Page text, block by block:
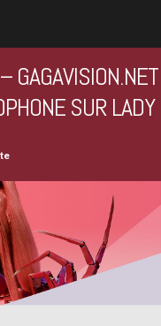
GAGAVISION.NET
SUR LADY